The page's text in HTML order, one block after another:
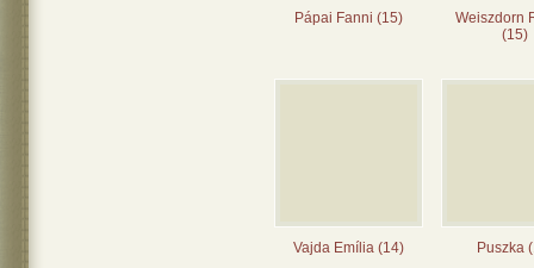
Pápai Fanni (15)
Weiszdorn
(15)
Vajda Emília (14) Puszka